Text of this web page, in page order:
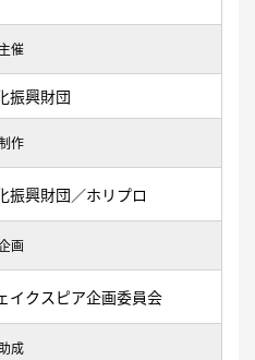
主催
振興財団
作
振興財団／ホリプロ
画
イクスピア企画委員会
成